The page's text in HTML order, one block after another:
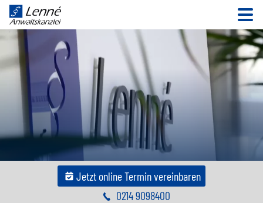
Jetzt online Termin vereinbaren
0214 9098400